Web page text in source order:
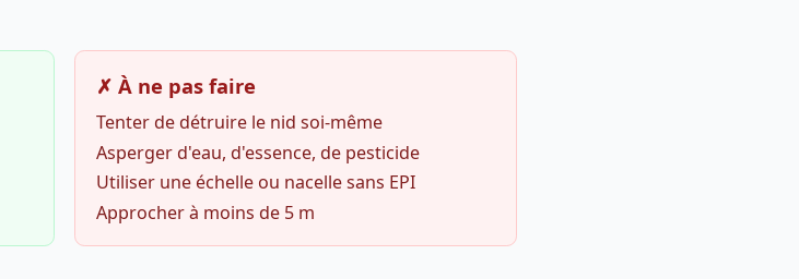
✗ À ne pas faire
Tenter de détruire le nid soi-même
Asperger d'eau, d'essence, de pesticide
Utiliser une échelle ou nacelle sans EPI
Approcher à moins de 5 m